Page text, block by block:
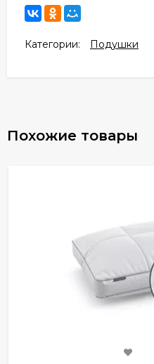
Категории: Подушки
Похожие товары